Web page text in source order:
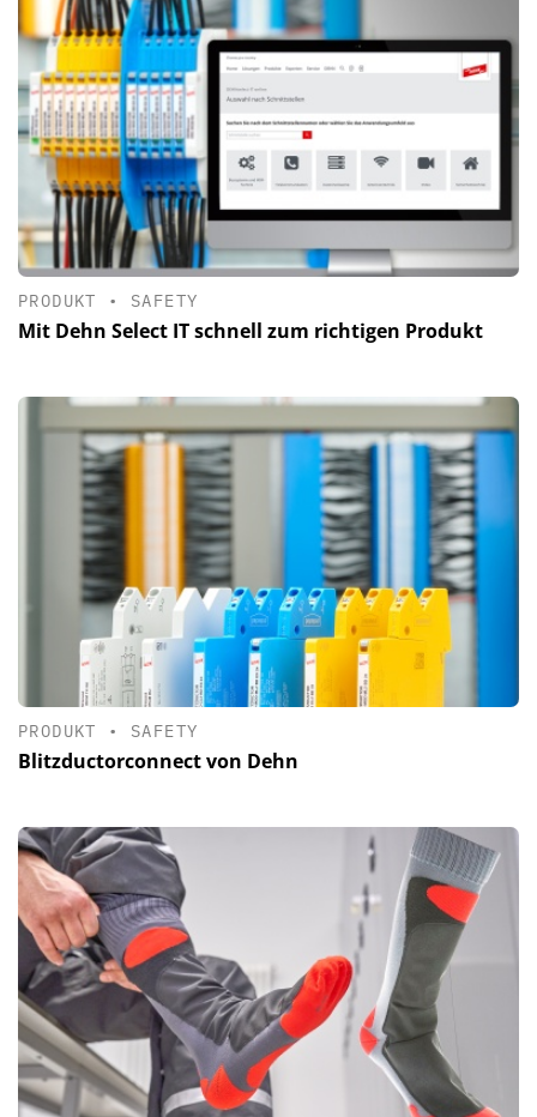
PRODUKT • SAFETY
Mit Dehn Select IT schnell zum richtigen Produkt
PRODUKT • SAFETY
Blitzductorconnect von Dehn